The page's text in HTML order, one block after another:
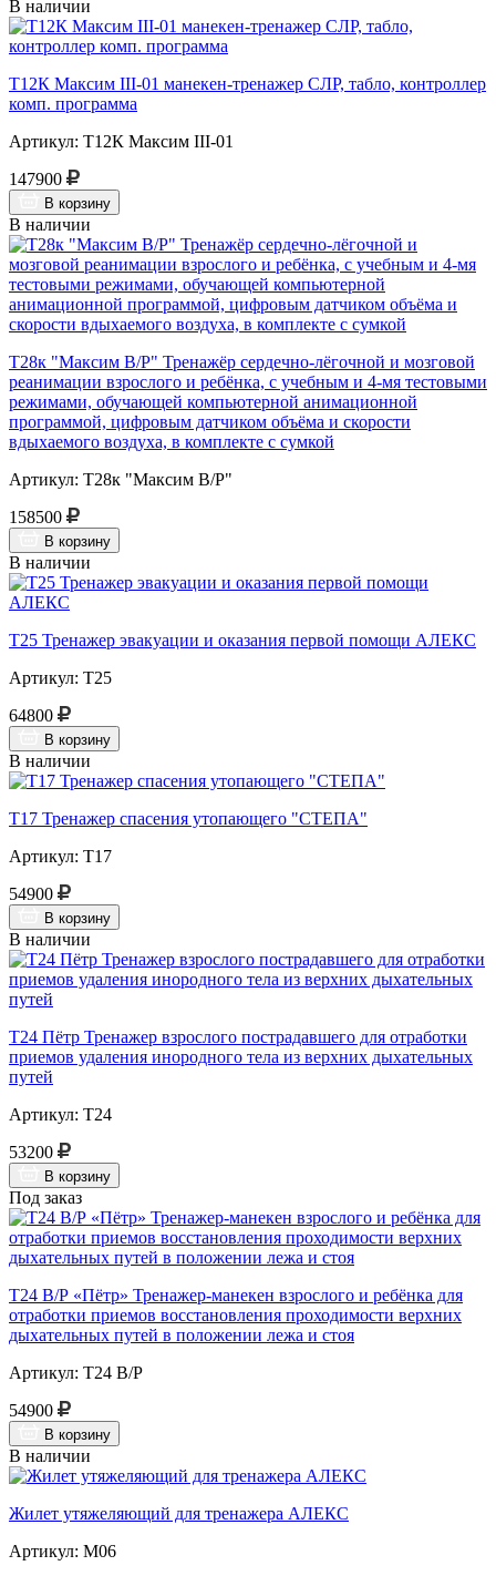
В наличии
Т12К Максим III-01 манекен-тренажер СЛР, табло, контроллер
комп. программа
Артикул: Т12К Максим III-01
147900
В корзину
В наличии
Т28к "Максим В/Р" Тренажёр сердечно-лёгочной и мозговой
реанимации взрослого и ребёнка, с учебным и 4-мя тестовыми
режимами, обучающей компьютерной анимационной
программой, цифровым датчиком объёма и скорости
вдыхаемого воздуха, в комплекте с сумкой
Артикул: Т28к "Максим В/Р"
158500
В корзину
В наличии
Т25 Тренажер эвакуации и оказания первой помощи АЛЕКС
Артикул: Т25
64800
В корзину
В наличии
Т17 Тренажер спасения утопающего "СТЕПА"
Артикул: Т17
54900
В корзину
В наличии
Т24 Пётр Тренажер взрослого пострадавшего для отработки
приемов удаления инородного тела из верхних дыхательных
путей
Артикул: Т24
53200
В корзину
Под заказ
Т24 В/Р «Пётр» Тренажер-манекен взрослого и ребёнка для
отработки приемов восстановления проходимости верхних
дыхательных путей в положении лежа и стоя
Артикул: Т24 В/Р
54900
В корзину
В наличии
Жилет утяжеляющий для тренажера АЛЕКС
Артикул: М06